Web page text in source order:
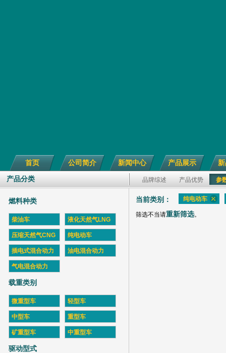
首页 公司简介 新闻中心 产品展示
产品分类 品牌综述 产品优势 参
燃料种类
柴油车 液化天然气LNG
压缩天然气CNG 纯电动车
插电式混合动力 油电混合动力
气电混合动力
载重类别
微重型车 轻型车
中型车 重型车
矿重型车 中重型车
驱动型式
当前类别： 纯电动车
筛选不当请重新筛选。